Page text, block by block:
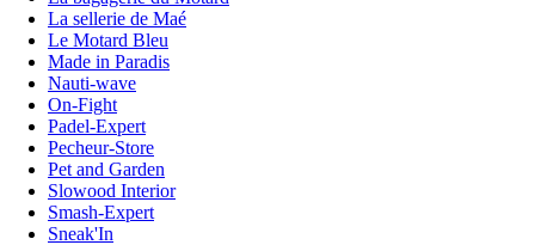
La sellerie de Maé
Le Motard Bleu
Made in Paradis
Nauti-wave
On-Fight
Padel-Expert
Pecheur-Store
Pet and Garden
Slowood Interior
Smash-Expert
Sneak'In